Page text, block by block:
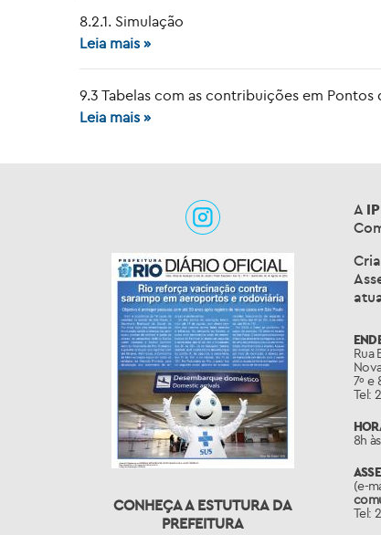
8.2.1. Simulação
Leia mais »
9.3 Tabelas com as contribuições em
Leia mais »
CONHEÇA A ESTUTURA DA
PREFEITURA
A
Rua
7º e
Tel:
8h
(e-
Tel: